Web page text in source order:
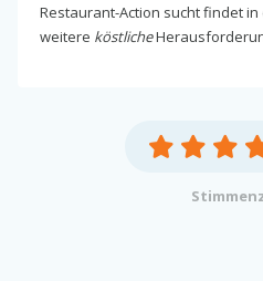
Restaurant-Action sucht findet in
weitere köstliche